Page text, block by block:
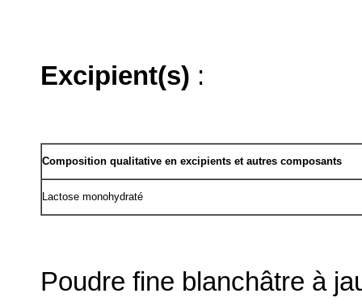
Excipient(s) :
Composition qualitative en excipients et autres composants
Lactose monohydraté
Poudre fine blanchâtre à